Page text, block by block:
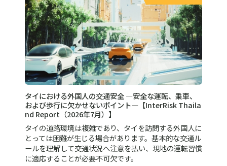
タイにおける外国人の交通安全 ―安全な運転、乗車、
および歩行に欠かせないポイント―【InterRisk Thaila
nd Report（2026年7月）】
タイの道路環境は複雑であり、タイを訪問する外国人に
とっては困難が生じる場合があります。基本的な交通ル
ールを理解して交通状況へ注意を払い、現地の運転習慣
に適応することが必要不可欠です。